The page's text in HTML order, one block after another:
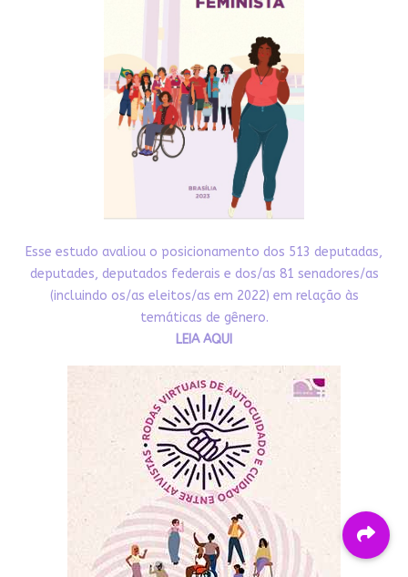
Esse estudo avaliou o posicionamento dos 513 deputadas,
deputades, deputados federais e dos/as 81 senadores/as
(incluindo os/as eleitos/as em 2022) em relação às
temáticas de gênero.
LEIA AQUI